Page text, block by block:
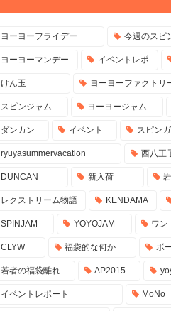
ヨーヨーフライデー 今週のスピ
ヨーヨーマンデー イベントレポ
けん玉 ヨーヨーファクトリ
スピンジャム ヨーヨージャム
ダンカン イベント スピン
ryuyasummervacation 西八王
DUNCAN 新入荷
レクストリーム物語 KENDAMA
SPINJAM YOYOJAM ワン
CLYW 福袋的な何か ボ
若者の福袋離れ AP2015
イベントレポート MoNo